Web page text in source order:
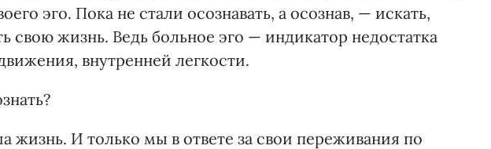
эго. Пока не стали осознавать, а осознав, — искать,
свою жизнь. Ведь больное эго — индикатор недостатка
внутренней легкости.
жизнь. И только мы в ответе за свои переживания по